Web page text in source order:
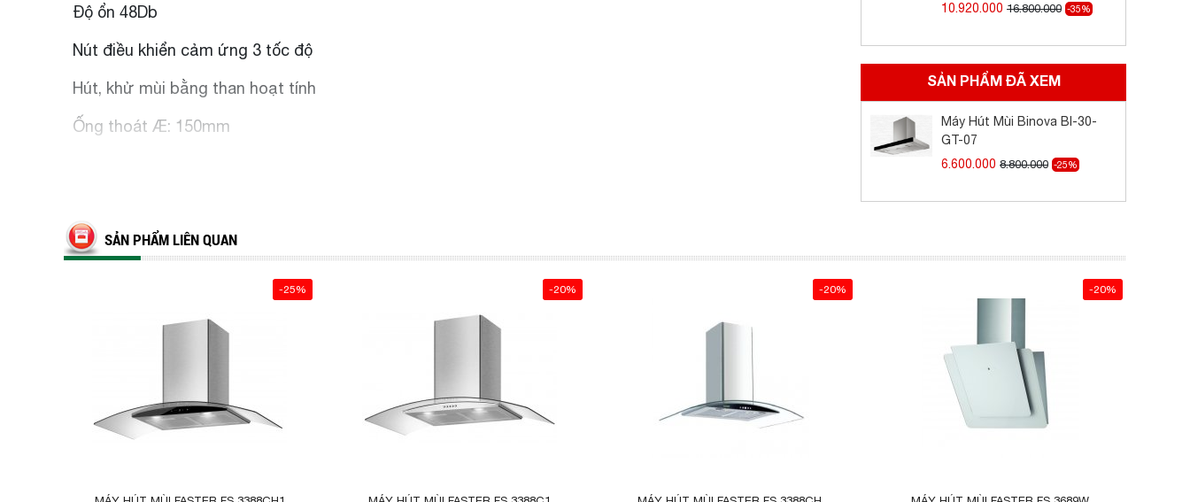
Độ ổn 48Db
Nút điều khiển cảm ứng 3 tốc độ
Hút, khử mùi bằng than hoạt tính
Ống thoát Æ: 150mm
10.920.000 16.800.000 -35%
SẢN PHẨM ĐÃ XEM
Máy Hút Mùi Binova BI-30-
GT-07
6.600.000 8.800.000 -25%
SẢN PHẨM LIÊN QUAN
-25% -20% -20% -20%